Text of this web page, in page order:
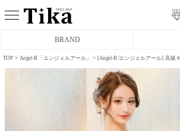
BRAND
TOP Angel-R「エンジェルアール」 [Angel-R/エンジェルアール] 高級